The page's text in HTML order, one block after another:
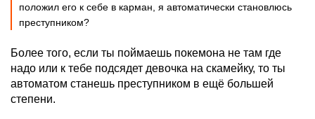
положил его к себе в карман, я автоматически становлюсь
преступником?
Более того, если ты поймаешь покемона не там где
надо или к тебе подсядет девочка на скамейку, то ты
автоматом станешь преступником в ещё большей
степени.